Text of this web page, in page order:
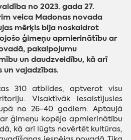
no 2023. gada 27.
veica Madonas novada
mērķis bija noskaidrot
ģimeņu apmierinātību ar
pakalpojumu
un daudzveidību, kā arī
un vajadzības.
310 atbildes, aptverot visu
Visaktīvāk iesaistījusies
no 26-40 gadiem. Aptaujā
ģimeņu kopējo apmierinātību
kā arī lūgts novērtēt kultūras,